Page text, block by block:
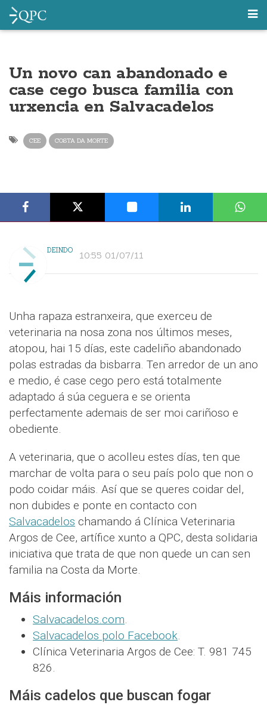
Un novo can abandonado e
case cego busca familia con
urxencia en Salvacadelos
CEE COSTA DA MORTE
DEINDO 10:55 01/07/11
Unha rapaza estranxeira, que exerceu de
veterinaria na nosa zona nos últimos meses,
atopou, hai 15 días, este cadeliño abandonado
polas estradas da bisbarra. Ten arredor de un ano
e medio, é case cego pero está totalmente
adaptado á súa ceguera e se orienta
perfectamente ademais de ser moi cariñoso e
obediente.
A veterinaria, que o acolleu estes días, ten que
marchar de volta para o seu país polo que non o
podo coidar máis. Así que se queres coidar del,
non dubides e ponte en contacto con
Salvacadelos chamando á Clínica Veterinaria
Argos de Cee, artífice xunto a QPC, desta solidaria
iniciativa que trata de que non quede un can sen
familia na Costa da Morte.
Máis información
Salvacadelos.com.
Salvacadelos polo Facebook.
Clínica Veterinaria Argos de Cee: T. 981 745
826.
Máis cadelos que buscan fogar